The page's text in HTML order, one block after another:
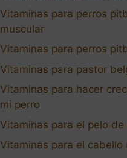
Vitaminas para perros
muscular
Vitaminas para perros
Vitaminas para pastor
Vitaminas para hacer
mi perro
Vitaminas para el pelo de
Vitaminas para el cabello